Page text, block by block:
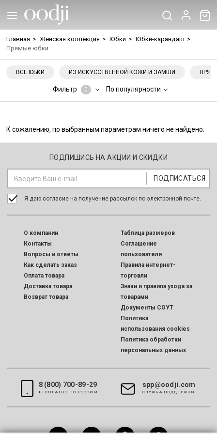
Главная > Женская коллекция > Юбки > Юбки-карандаш >
Прямые юбки
ВСЕ ЮБКИ ИЗ ИСКУССТВЕННОЙ КОЖИ И ЗАМШИ
Фильтр 0 По популярности
К сожалению, по выбранным параметрам ничего не найдено.
ПОДПИШИСЬ НА АКЦИИ И СКИДКИ
Я даю согласие на получение рассылок по электронной почте.
O компании
Контакты
Вопросы и ответы
Как сделать заказ
Оплата товара
Доставка товара
Возврат товара
Таблица размеров
Соглашение
пользователя
Правила интернет-
торговли
Знаки и правила ухода за
товарами
Документы СОУТ
Политика
использования cookies
Политика обработки
персональных данных
8 (800) 700-89-29
БЕСПЛАТНО ПО РОССИИ
spp@oodji.com
CЛУЖБА ПОДДЕРЖКИ